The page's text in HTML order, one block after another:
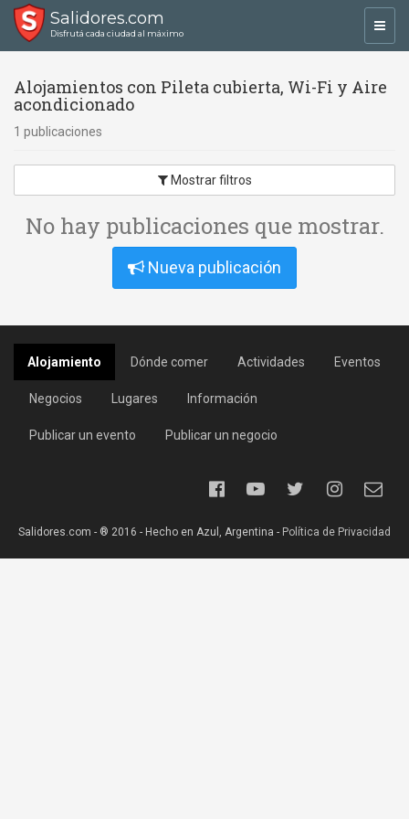
Salidores.com
Disfrutá cada ciudad al máximo
Alojamientos con Pileta cubierta, Wi-Fi y Aire
acondicionado
1 publicaciones
Mostrar filtros
No hay publicaciones que mostrar.
Nueva publicación
Alojamiento Dónde comer Actividades Eventos
Negocios Lugares Información
Publicar un evento Publicar un negocio
Salidores.com - ® 2016 - Hecho en Azul, Argentina - Política de Privacidad